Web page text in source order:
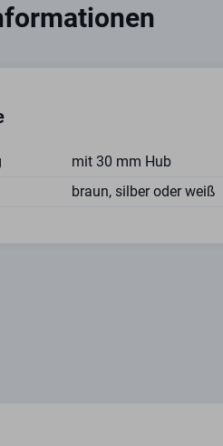
mit 30 mm Hub
braun, silber oder weiß